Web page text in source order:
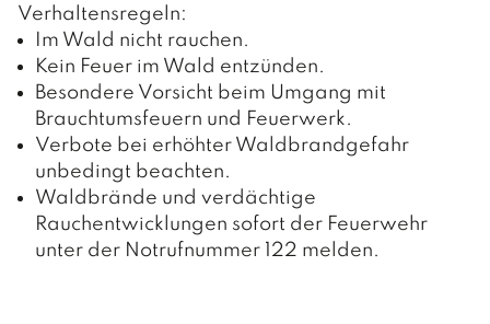
Kindergärten
Schulen
Büchereien
Jugendtreff
Wohn- und Pflegeheim
Ärzte und Apotheken
Sozialsprengel
FREIZEIT
Vereine
Saunaerlebnis Osttirol
Sport- und Freizeitzentrum
Spielplätze
PFARREN
Pfarre Debant
Pfarre Nußdorf
TOURISMUS & WIRTSCHAFT
Der Wirtschaftsstandort
Gewerbebetriebe
Gastronomiebetriebe
Verhaltensregeln:
Im Wald nicht rauchen.
Kein Feuer im Wald entzünden.
Besondere Vorsicht beim Umgang mit
Brauchtumsfeuern und Feuerwerk.
Verbote bei erhöhter Waldbrandgefahr
unbedingt beachten.
Waldbrände und verdächtige
Rauchentwicklungen sofort der Feuerwehr
unter der Notrufnummer 122 melden.